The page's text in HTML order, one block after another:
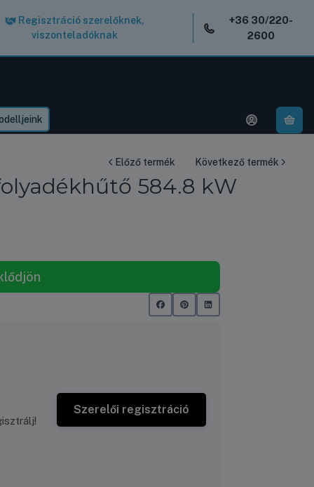
Regisztráció szerelőknek,
viszonteladóknak
+36 30/220-
2600
Előző termék Következő termék
584.8 kW
Szerelői regisztráció